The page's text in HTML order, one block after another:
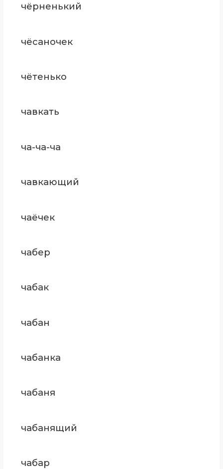
чёрненький
чёсаночек
чётенько
чавкать
ча-ча-ча
чавкающий
чаёчек
чабер
чабак
чабан
чабанка
чабаня
чабанящий
чабар